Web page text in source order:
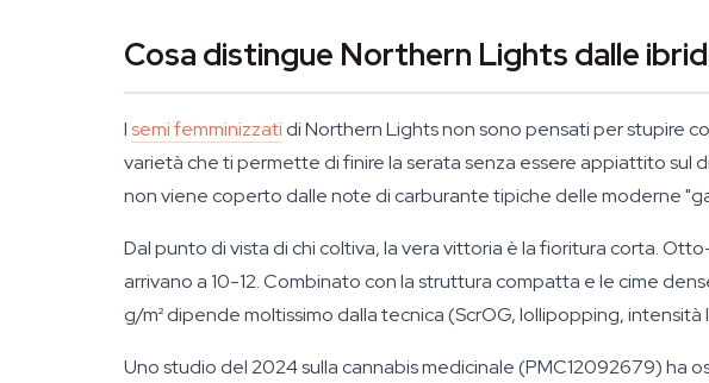
Cosa distingue Northern Lights dalle
Isemi femminizzati di Northern Lights non sono pensati per stupire
varietà che ti permette di finire la serata senza essere appiattito sul
non viene coperto dalle note di carburante tipiche delle moderne
Dal punto di vista di chi coltiva, la vera vittoria è la fioritura corta.
arrivano a 10-12. Combinato con la struttura compatta e le cime
g/m² dipende moltissimo dalla tecnica (ScrOG, lollipopping,
Uno studio del 2024 sulla cannabis medicinale (PMC12092679) ha